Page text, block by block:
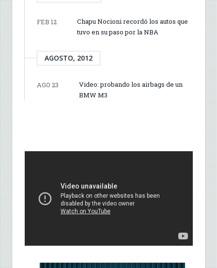
FEB 12
Chapu Nocioni recordó los autos que
tuvo en su paso por la NBA
AGOSTO, 2012
AGO 23
Video: probando los airbags de un
BMW M3